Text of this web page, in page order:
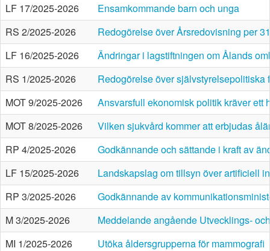
LF 17/2025-2026
Ensamkommande barn och unga
RS 2/2025-2026
Redogörelse över Årsredovisning per
LF 16/2025-2026
Ändringar i lagstiftningen om Ålands
RS 1/2025-2026
Redogörelse över
MOT 9/2025-2026
Ansvarsfull ekonomisk politik kräver ett
MOT 8/2025-2026
Vilken sjukvård kommer att erbjudas
RP 4/2025-2026
Godkännande och sättande i kraft av
LF 15/2025-2026
Landskapslag om tillsyn över artificiell
RP 3/2025-2026
Godkännande av
M 3/2025-2026
Meddelande angående Utvecklings-
MI 1/2025-2026
Utöka åldersgrupperna för mammografi